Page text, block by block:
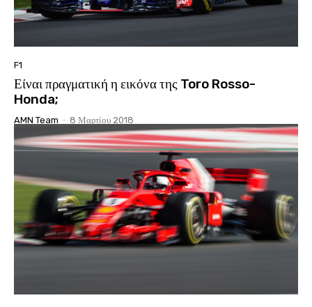
F1
Είναι πραγματική η εικόνα της Toro Rosso-
Honda;
AMN Team - 8 Μαρτίου 2018